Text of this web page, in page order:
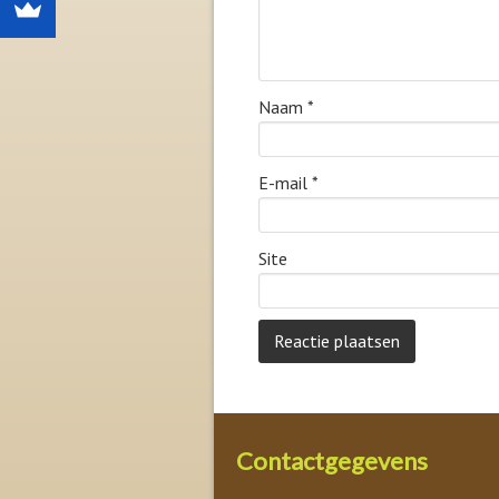
Naam *
E-mail *
Site
Contactgegevens